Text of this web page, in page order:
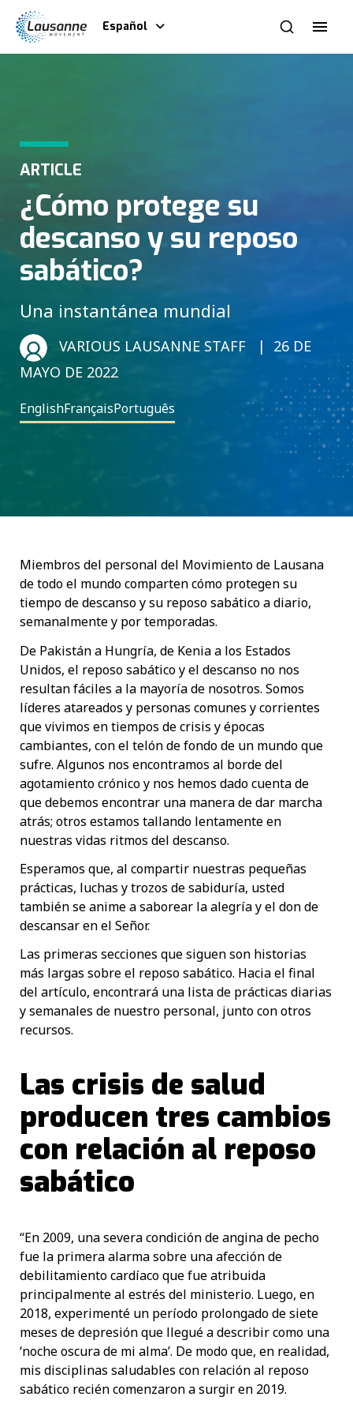
Español
ARTICLE
¿Cómo protege su
descanso y su reposo
sabático?
Una instantánea mundial
VARIOUS LAUSANNE STAFF
26 DE
MAYO DE 2022
EnglishFrançaisPortuguês
Miembros del personal del Movimiento de Lausana
de todo el mundo comparten cómo protegen su
tiempo de descanso y su reposo sabático a diario,
semanalmente y por temporadas.
De Pakistán a Hungría, de Kenia a los Estados
Unidos, el reposo sabático y el descanso no nos
resultan fáciles a la mayoría de nosotros. Somos
líderes atareados y personas comunes y corrientes
que vivimos en tiempos de crisis y épocas
cambiantes, con el telón de fondo de un mundo que
sufre. Algunos nos encontramos al borde del
agotamiento crónico y nos hemos dado cuenta de
que debemos encontrar una manera de dar marcha
atrás; otros estamos tallando lentamente en
nuestras vidas ritmos del descanso.
Esperamos que, al compartir nuestras pequeñas
prácticas, luchas y trozos de sabiduría, usted
también se anime a saborear la alegría y el don de
descansar en el Señor.
Las primeras secciones que siguen son historias
más largas sobre el reposo sabático. Hacia el final
del artículo, encontrará una lista de prácticas diarias
y semanales de nuestro personal, junto con otros
recursos.
Las crisis de salud
producen tres cambios
con relación al reposo
sabático
“En 2009, una severa condición de angina de pecho
fue la primera alarma sobre una afección de
debilitamiento cardíaco que fue atribuida
principalmente al estrés del ministerio. Luego, en
2018, experimenté un período prolongado de siete
meses de depresión que llegué a describir como una
‘noche oscura de mi alma’. De modo que, en realidad,
mis disciplinas saludables con relación al reposo
sabático recién comenzaron a surgir en 2019.